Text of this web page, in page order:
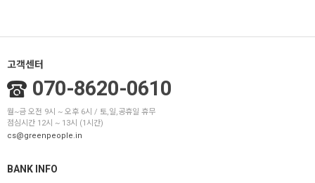
고객센터
070-8620-0610
월~금 오전 9시 ~ 오후 6시 / 토,일,공휴일 휴무
점심시간 12시 ~ 13시 (1시간)
cs@greenpeople.in
BANK INFO